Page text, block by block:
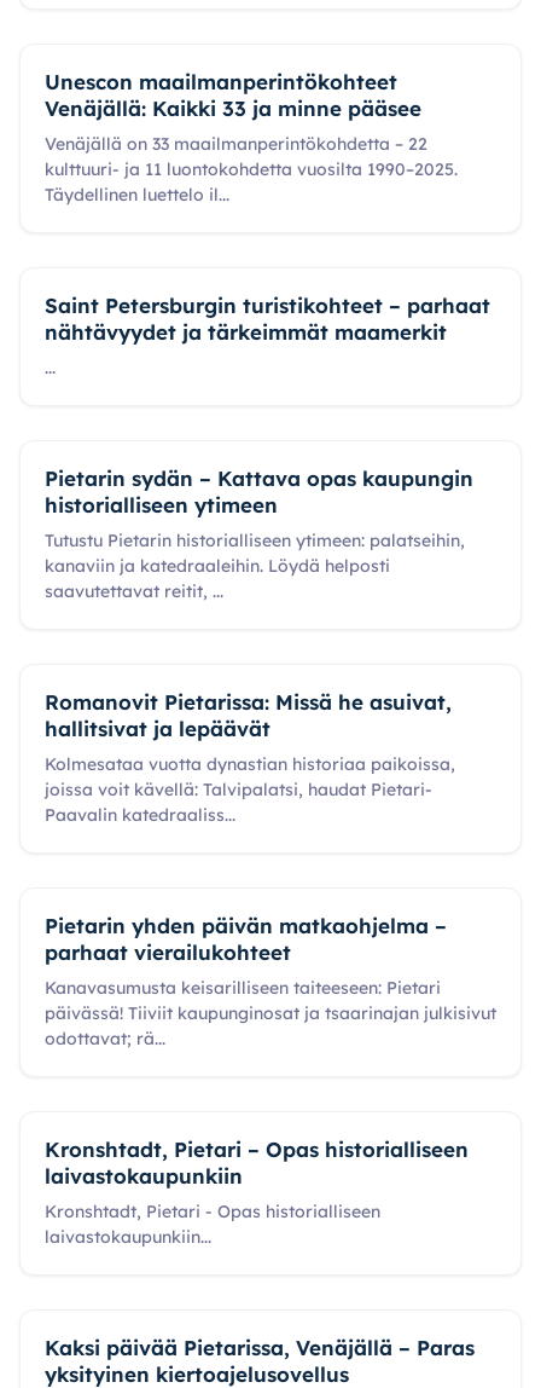
Unescon maailmanperintökohteet
Venäjällä: Kaikki 33 ja minne pääsee
Venäjällä on 33 maailmanperintökohdetta – 22
kulttuuri- ja 11 luontokohdetta vuosilta 1990–2025.
Täydellinen luettelo il...
Saint Petersburgin turistikohteet – parhaat
nähtävyydet ja tärkeimmät maamerkit
...
Pietarin sydän – Kattava opas kaupungin
historialliseen ytimeen
Tutustu Pietarin historialliseen ytimeen: palatseihin,
kanaviin ja katedraaleihin. Löydä helposti
saavutettavat reitit, ...
Romanovit Pietarissa: Missä he asuivat,
hallitsivat ja lepäävät
Kolmesataa vuotta dynastian historiaa paikoissa,
joissa voit kävellä: Talvipalatsi, haudat Pietari-
Paavalin katedraaliss...
Pietarin yhden päivän matkaohjelma –
parhaat vierailukohteet
Kanavasumusta keisarilliseen taiteeseen: Pietari
päivässä! Tiiviit kaupunginosat ja tsaarinajan julkisivut
odottavat; rä...
Kronshtadt, Pietari – Opas historialliseen
laivastokaupunkiin
Kronshtadt, Pietari - Opas historialliseen
laivastokaupunkiin...
Kaksi päivää Pietarissa, Venäjällä – Paras
yksityinen kiertoajelusovellus